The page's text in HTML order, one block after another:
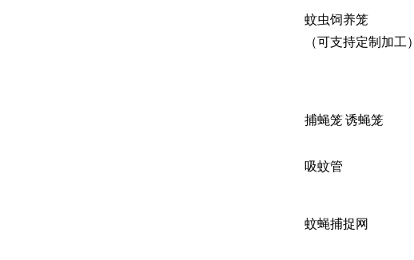
蚊虫饲养笼
（可支持定制加工）
捕蝇笼诱蝇笼
吸蚊管
蚊蝇捕捉网